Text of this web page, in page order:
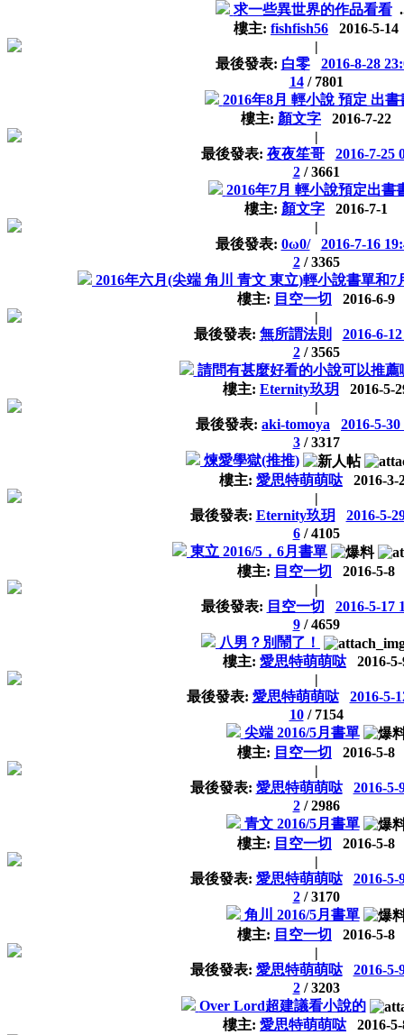
求一些異世界的作品看看
樓主: fishfish56
2016-5-14
|
最後發表: 白零
2016-8-28
14/ 7801
2016年8月 輕小說 預定 出書
樓主: 顏文字
2016-7-22
|
最後發表: 夜夜笙哥
2016-7-25
2/3661
2016年7月 輕小說預定出書
樓主: 顏文字
2016-7-1
|
最後發表: 0ω0/
2016-7-16
2/3365
2016年六月(尖端 角川 青文 東立)輕小說書單和7
樓主: 目空一切
2016-6-9
|
最後發表: 無所謂法則
2016-6-
2/3565
請問有甚麼好看的小說可以推薦
樓主: Eternity玖玥
2016-5-
|
最後發表: aki-tomoya
2016-5-30
3/3317
煉愛學獄(推推)
樓主: 愛思特萌萌哒
2016-3-
|
最後發表: Eternity玖玥
2016-5-
6/4105
東立 2016/5，6月書單
樓主: 目空一切
2016-5-8
|
最後發表: 目空一切
2016-5-17
9/4659
八男？別鬧了！
樓主: 愛思特萌萌哒
2016-
|
最後發表: 愛思特萌萌哒
2016-5-
10/ 7154
尖端 2016/5月書單
樓主: 目空一切
2016-5-8
|
最後發表: 愛思特萌萌哒
2016-5-
2/2986
青文 2016/5月書單
樓主: 目空一切
2016-5-8
|
最後發表: 愛思特萌萌哒
2016-5-
2/3170
角川 2016/5月書單
樓主: 目空一切
2016-5-8
|
最後發表: 愛思特萌萌哒
2016-5-
2/3203
Over Lord超建議看小說的
樓主: 愛思特萌萌哒 2016-